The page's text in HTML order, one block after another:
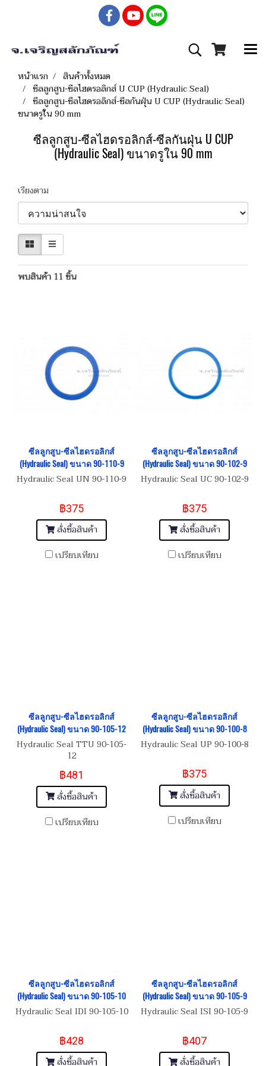
หน้าแรก
สินค้าทั้งหมด
ซีลลูกสูบ-ซีลไฮดรอลิกส์ U CUP (Hydraulic Seal)
ซีลลูกสูบ-ซีลไฮดรอลิกส์-ซีลกันฝุ่น U CUP (Hydraulic Seal)
ขนาดรูใน 90 mm
ซีลลูกสูบ-ซีลไฮดรอลิกส์-ซีลกันฝุ่น U CUP
(Hydraulic Seal) ขนาดรูใน 90 mm
เรียงตาม
พบสินค้า 11 ชิ้น
ซีลลูกสูบ-ซีลไฮดรอลิกส์
(Hydraulic Seal) ขนาด 90-110-9
Hydraulic Seal UN 90-110-9
฿375
สั่งซื้อสินค้า
เปรียบเทียบ
ซีลลูกสูบ-ซีลไฮดรอลิกส์
(Hydraulic Seal) ขนาด 90-102-9
Hydraulic Seal UC 90-102-9
฿375
สั่งซื้อสินค้า
เปรียบเทียบ
ซีลลูกสูบ-ซีลไฮดรอลิกส์
(Hydraulic Seal) ขนาด 90-105-12
Hydraulic Seal TTU 90-105-
12
฿481
สั่งซื้อสินค้า
เปรียบเทียบ
ซีลลูกสูบ-ซีลไฮดรอลิกส์
(Hydraulic Seal) ขนาด 90-100-8
Hydraulic Seal UP 90-100-8
฿375
สั่งซื้อสินค้า
เปรียบเทียบ
ซีลลูกสูบ-ซีลไฮดรอลิกส์
(Hydraulic Seal) ขนาด 90-105-10
Hydraulic Seal IDI 90-105-10
฿428
สั่งซื้อสินค้า
ซีลลูกสูบ-ซีลไฮดรอลิกส์
(Hydraulic Seal) ขนาด 90-105-9
Hydraulic Seal ISI 90-105-9
฿407
สั่งซื้อสินค้า